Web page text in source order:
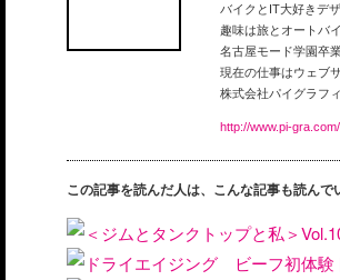
バイクとIT大好きデザ
趣味は旅とオートバ
名古屋モード学園卒
現在の仕事はウェブ
株式会社パイグラ
http://www.pi-gra.com/
この記事を読んだ人は、こんな記事も読んで